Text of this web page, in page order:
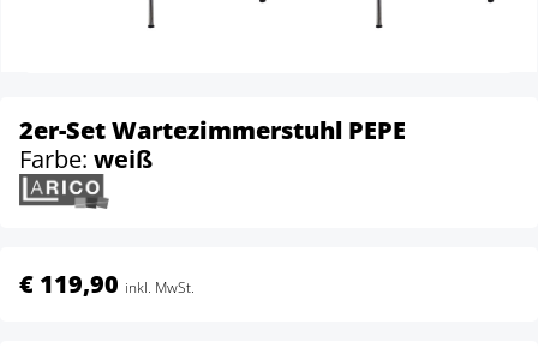
2er-Set Wartezimmerstuhl PEPE
Farbe: weiß
€ 119,90 inkl. MwSt.